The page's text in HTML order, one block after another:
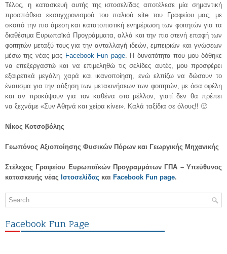
Τέλος, η κατασκευή αυτής της ιστοσελίδας αποτέλεσε μία σημαντική
προσπάθεια εκσυγχρονισμού του παλιού site του Γραφείου μας, με
σκοπό την πιο άμεση και κατατοπιστική ενημέρωση των φοιτητών για τα
διαθέσιμα Ευρωπαϊκά Προγράμματα, αλλά και την πιο στενή επαφή των
φοιτητών μεταξύ τους για την ανταλλαγή ιδεών, εμπειριών και γνώσεων
μέσω της νέας μας Facebook Fun page. Η δυνατότητα που μου δόθηκε
να επεξεργαστώ και να επιμεληθώ τις σελίδες αυτές, μου προσφέρει
εξαιρετικά μεγάλη χαρά και ικανοποίηση, ενώ ελπίζω να δώσουν το
έναυσμα για την αύξηση των μετακινήσεων των φοιτητών, με όσα οφέλη
και αν προκύψουν για τον καθένα στο μέλλον, γιατί δεν θα πρέπει
να ξεχνάμε «Συν Αθηνά και χείρα κίνει». Καλά ταξίδια σε όλους!! 🙂
Νίκος Κοτσοβόλης
Γεωπόνος Αξιοποίησης Φυσικών Πόρων και Γεωργικής Μηχανικής
Στέλεχος Γραφείου Ευρωπαϊκών Προγραμμάτων ΓΠΑ – Υπεύθυνος
κατασκευής νέας Ιστοσελίδας και Facebook Fun page.
Facebook Fun Page